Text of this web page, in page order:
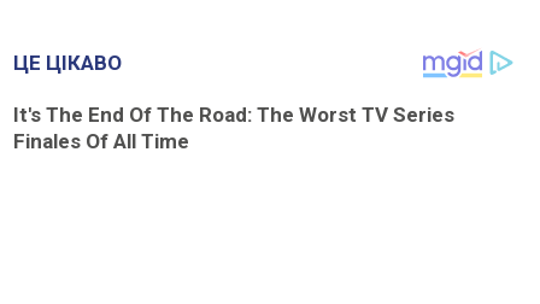
ЦЕ ЦІКАВО
It's The End Of The Road: The Worst TV Series
Finales Of All Time